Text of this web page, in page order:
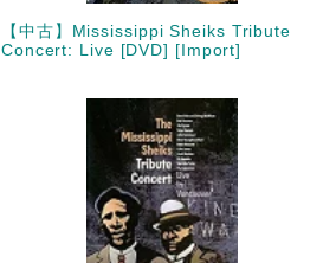
【中古】Mississippi Sheiks Tribute
Concert: Live [DVD] [Import]